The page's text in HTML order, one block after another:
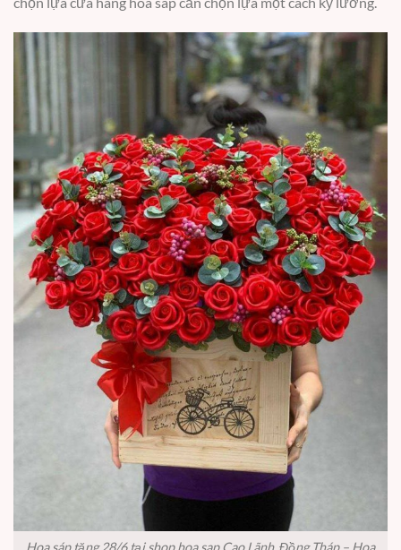
Hoa sáp tặng 28/6 tại shop hoa sap Cao Lãnh, Đồng Tháp – Hoa